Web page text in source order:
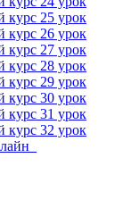
курс 25 урок
курс 26 урок
курс 27 урок
курс 28 урок
курс 29 урок
курс 30 урок
курс 31 урок
курс 32 урок